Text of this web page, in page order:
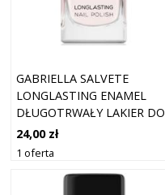
GABRIELLA SALVETE
LONGLASTING ENAMEL
DŁUGOTRWAŁY LAKIER DO
PAZNOKCI Z WYSOKIM
POŁYSKIEM ODCIEŃ 63
24,00 zł
1 oferta